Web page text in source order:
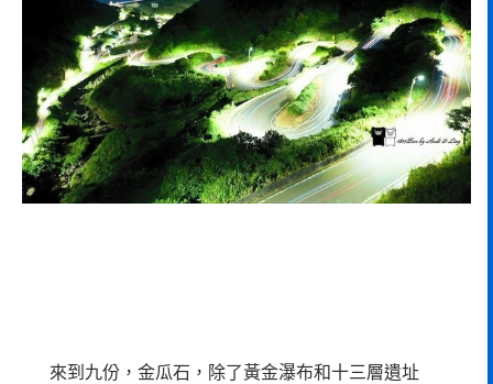
來到九份，金瓜石，除了黃金瀑布和十三層遺址